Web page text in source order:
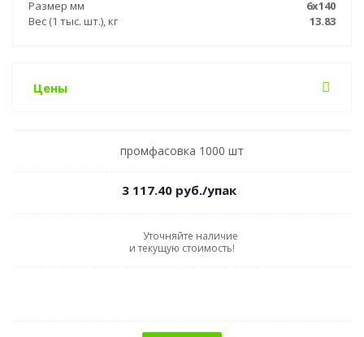
Размер мм
6х140
Вес (1 тыс. шт.), кг
13.83
Цены
промфасовка 1000 шт
3 117.40 руб./упак
Уточняйте наличие
и текущую стоимость!